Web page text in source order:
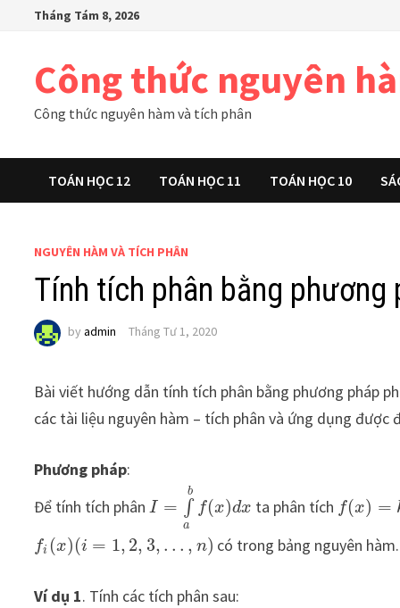
Tháng Tám 8, 2026
Công thức nguyên
Công thức nguyên hàm và tích phân
TOÁN HỌC 12 TOÁN HỌC 11 TOÁN HỌC 10
NGUYÊN HÀM VÀ TÍCH PHÂN
Tính tích phân bằng phương
byadmin Tháng Tư 1, 2020
Bài viết hướng dẫn tính tích phân bằng phương pháp
các tài liệu nguyên hàm – tích phân và ứng dụng
Phương pháp:
Để tính tích phânI = ∫
a
b
f(x)dx ta phân tích f(x) =
fi (x)(i = 1, 2, 3, … , n) có trong bảng nguyên hàm.
Ví dụ 1. Tính các tích phân sau: